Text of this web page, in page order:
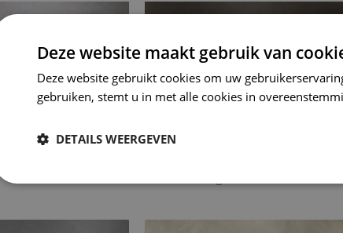
Deze website maakt gebruik van
Deze website gebruikt cookies om uw
gebruiken, stemt u in met alle cookies in
DETAILS WEERGEVEN